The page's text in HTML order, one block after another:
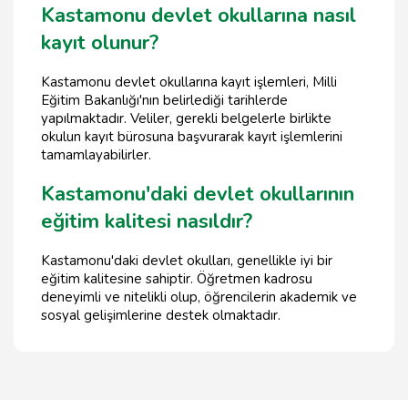
Kastamonu devlet okullarına nasıl
kayıt olunur?
Kastamonu devlet okullarına kayıt işlemleri, Milli
Eğitim Bakanlığı'nın belirlediği tarihlerde
yapılmaktadır. Veliler, gerekli belgelerle birlikte
okulun kayıt bürosuna başvurarak kayıt işlemlerini
tamamlayabilirler.
Kastamonu'daki devlet okullarının
eğitim kalitesi nasıldır?
Kastamonu'daki devlet okulları, genellikle iyi bir
eğitim kalitesine sahiptir. Öğretmen kadrosu
deneyimli ve nitelikli olup, öğrencilerin akademik ve
sosyal gelişimlerine destek olmaktadır.